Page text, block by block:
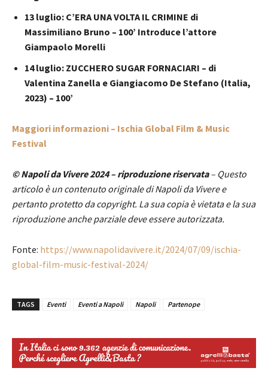
13 luglio: C’ERA UNA VOLTA IL CRIMINE di
Massimiliano Bruno – 100’ Introduce l’attore
Giampaolo Morelli
14 luglio: ZUCCHERO SUGAR FORNACIARI – di
Valentina Zanella e Giangiacomo De Stefano (Italia,
2023) – 100’
Maggiori informazioni – Ischia Global Film & Music
Festival
© Napoli da Vivere 2024 – riproduzione riservata– Questo
articolo è un contenuto originale di Napoli da Vivere e
pertanto protetto da copyright. La sua copia è vietata e la sua
riproduzione anche parziale deve essere autorizzata.
Fonte: https://www.napolidavivere.it/2024/07/09/ischia-
global-film-music-festival-2024/
TAGS Eventi Eventi a Napoli Napoli Partenope